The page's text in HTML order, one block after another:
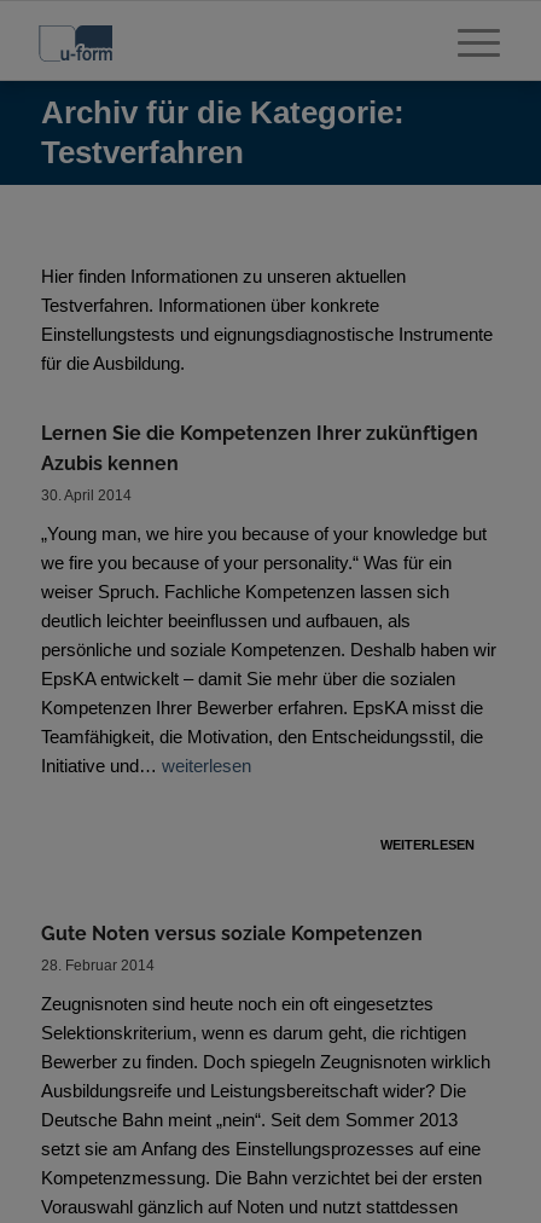
Archiv für die Kategorie:
Testverfahren
Hier finden Informationen zu unseren aktuellen
Testverfahren. Informationen über konkrete
Einstellungstests und eignungsdiagnostische Instrumente
für die Ausbildung.
Lernen Sie die Kompetenzen Ihrer zukünftigen
Azubis kennen
30. April 2014
„Young man, we hire you because of your knowledge but
we fire you because of your personality.“ Was für ein
weiser Spruch. Fachliche Kompetenzen lassen sich
deutlich leichter beeinflussen und aufbauen, als
persönliche und soziale Kompetenzen. Deshalb haben wir
EpsKA entwickelt – damit Sie mehr über die sozialen
Kompetenzen Ihrer Bewerber erfahren. EpsKA misst die
Teamfähigkeit, die Motivation, den Entscheidungsstil, die
Initiative und… weiterlesen
WEITERLESEN
Gute Noten versus soziale Kompetenzen
28. Februar 2014
Zeugnisnoten sind heute noch ein oft eingesetztes
Selektionskriterium, wenn es darum geht, die richtigen
Bewerber zu finden. Doch spiegeln Zeugnisnoten wirklich
Ausbildungsreife und Leistungsbereitschaft wider? Die
Deutsche Bahn meint „nein“. Seit dem Sommer 2013
setzt sie am Anfang des Einstellungsprozesses auf eine
Kompetenzmessung. Die Bahn verzichtet bei der ersten
Vorauswahl gänzlich auf Noten und nutzt stattdessen